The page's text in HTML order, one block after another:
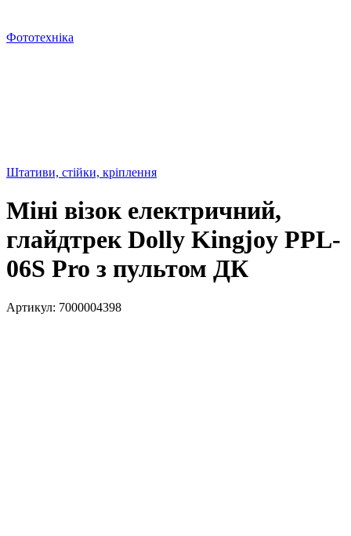
Фототехніка
Штативи, стійки, кріплення
Міні візок електричний,
глайдтрек Dolly Kingjoy PPL-
06S Pro з пультом ДК
Артикул: 7000004398